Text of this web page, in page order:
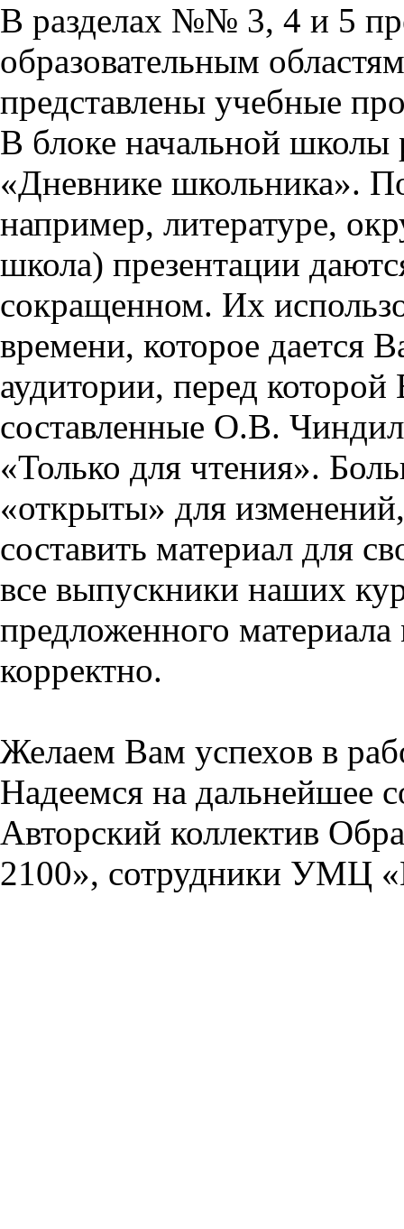
В разделах №№ 3, 4 и 5
образовательным
представлены учебные
В блоке начальной школы
«Дневнике школьника».
например, литературе,
школа) презентации
сокращенном. Их
времени, которое дается
аудитории, перед
составленные О.В.
«Только для чтения».
«открыты» для
составить материал для
все выпускники наших
предложенного
корректно.
Желаем Вам успехов в
Надеемся на дальнейшее
Авторский коллектив
2100», сотрудники УМЦ